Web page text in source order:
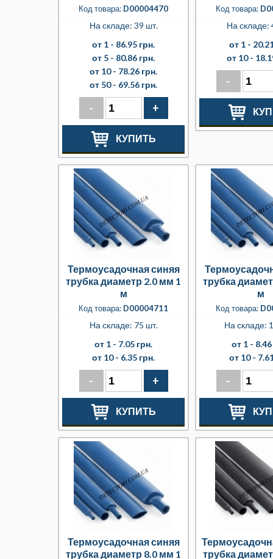
Код товара: D00004470
На складе: 39 шт.
от 1 - 86.95 грн.
от 5 - 80.86 грн.
от 10 - 78.26 грн.
от 50 - 69.56 грн.
- +
КУПИТЬ
Код товара:
На складе:
от 1 -
от 10 -
-
Термоусадочная синяя
трубка диаметр 2.0 мм 1
м
Код товара: D00004711
На складе: 75 шт.
от 1 - 7.05 грн.
от 10 - 6.35 грн.
- +
КУПИТЬ
трубка
м
Код товара:
На складе:
от 1 -
от 10 -
-
Термоусадочная синяя
трубка диаметр 8.0 мм 1
трубка